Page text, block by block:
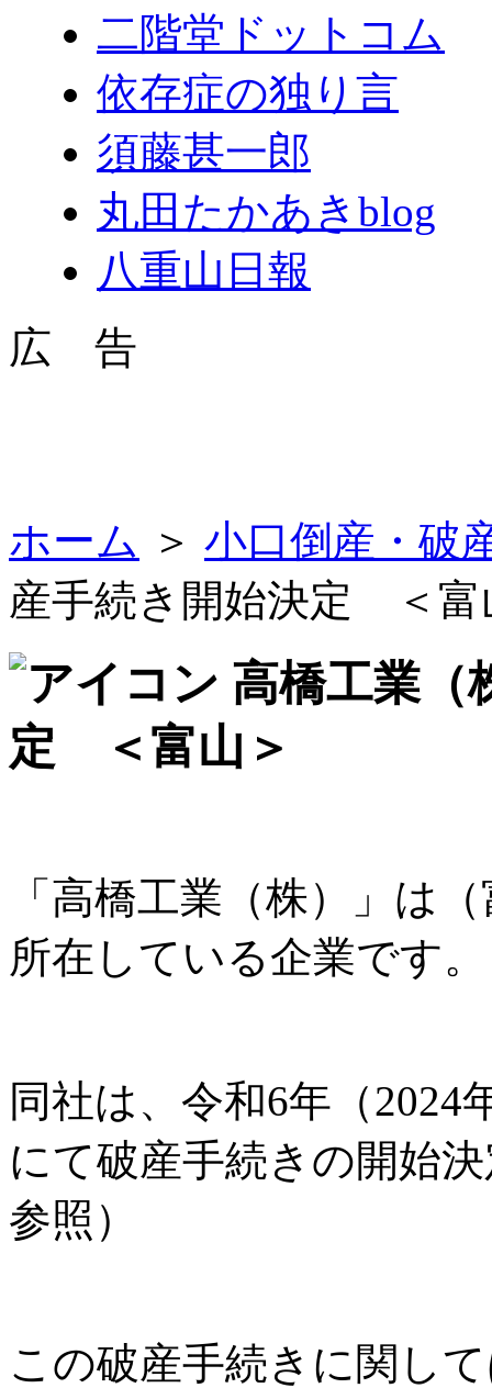
二階堂ドットコム
依存症の独り言
須藤甚一郎
丸田たかあきblog
八重山日報
広 告
ホーム ＞ 小口倒産・破
産手続き開始決定 ＜富
高橋工業（
定 ＜富山＞
「高橋工業（株）」は
所在している企業です。
同社は、令和6年（2024
にて破産手続きの開始
参照）
この破産手続きに関し